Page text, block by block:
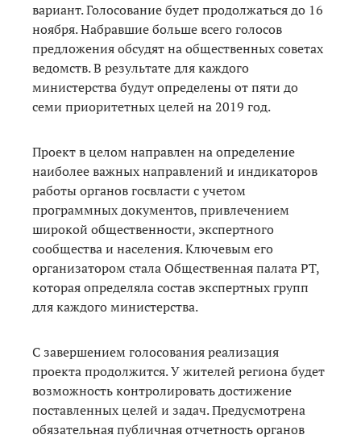
вариант. Голосование будет продолжаться до 16
ноября. Набравшие больше всего голосов
предложения обсудят на общественных советах
ведомств. В результате для каждого
министерства будут определены от пяти до
семи приоритетных целей на 2019 год.
Проект в целом направлен на определение
наиболее важных направлений и индикаторов
работы органов госвласти с учетом
программных документов, привлечением
широкой общественности, экспертного
сообщества и населения. Ключевым его
организатором стала Общественная палата РТ,
которая определяла состав экспертных групп
для каждого министерства.
С завершением голосования реализация
проекта продолжится. У жителей региона будет
возможность контролировать достижение
поставленных целей и задач. Предусмотрена
обязательная публичная отчетность органов